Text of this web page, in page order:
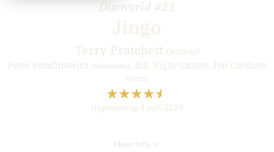
Uitgelezen op 4 april 2024
Discworld #21
Terry Pratchett (auteur)
Peter Serafinowicz (voetnoten) , Bill Nighy (DEATH) , Jon Culshaw
(stem)
Meer info